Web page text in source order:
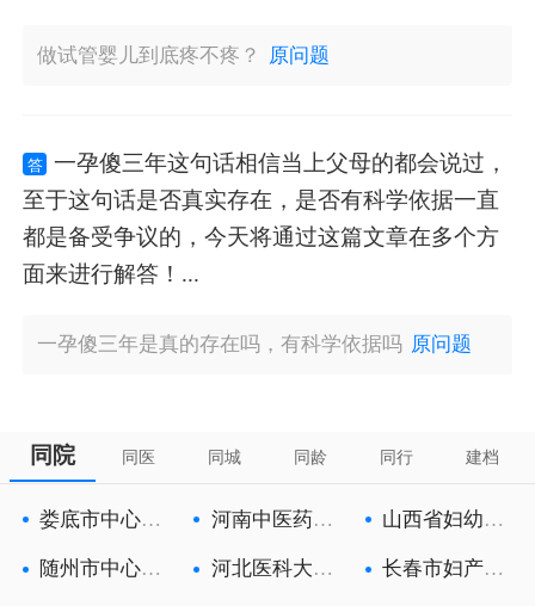
做试管婴儿到底疼不疼？ 原问题
答
一孕傻三年这句话相信当上父母的都会说过，
至于这句话是否真实存在，是否有科学依据一直
都是备受争议的，今天将通过这篇文章在多个方
面来进行解答！...
一孕傻三年是真的存在吗，有科学依据吗 原问题
同院 同医 同城 同龄 同行 建档
娄底市中心医
河南中医药大
山西省妇幼保
随州市中心医
河北医科大学
长春市妇产医